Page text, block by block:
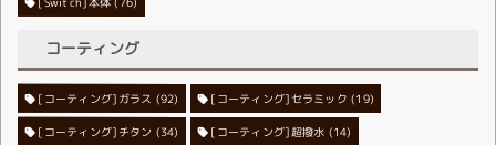
コーティング
[コーティング]ガラス (92) [コーティング]セラミック (19)
[コーティング]チタン (34) [コーティング]超撥水 (14)